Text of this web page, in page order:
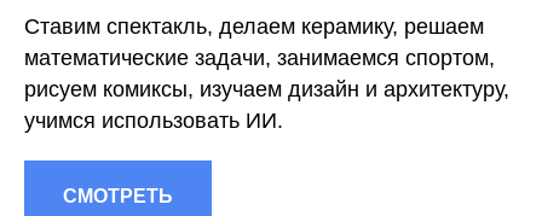
Ставим спектакль, делаем керамику, решаем
математические задачи, занимаемся спортом,
рисуем комиксы, изучаем дизайн и архитектуру,
учимся использовать ИИ.
СМОТРЕТЬ